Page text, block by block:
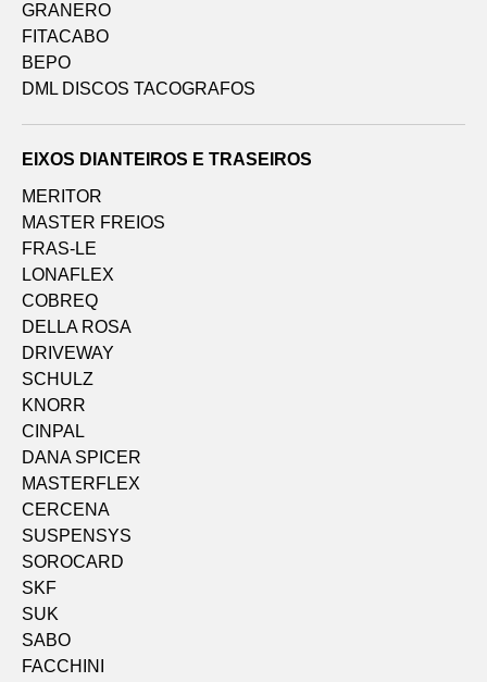
GRANERO
FITACABO
BEPO
DML DISCOS TACOGRAFOS
EIXOS DIANTEIROS E TRASEIROS
MERITOR
MASTER FREIOS
FRAS-LE
LONAFLEX
COBREQ
DELLA ROSA
DRIVEWAY
SCHULZ
KNORR
CINPAL
DANA SPICER
MASTERFLEX
CERCENA
SUSPENSYS
SOROCARD
SKF
SUK
SABO
FACCHINI